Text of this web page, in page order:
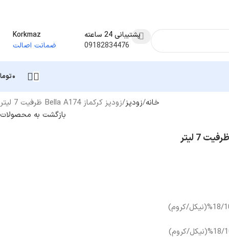
پشتیبانی 24 ساعته
09182834476
Korkmaz
ضمانت اصالت
۰
خانه زودپز زودپز کرکماز Bella A174 ظرفیت 7 لیتر
بازگشت به محصولات